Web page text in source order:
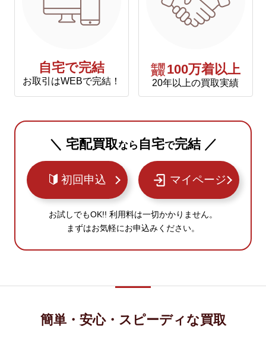
自宅で完結
お取引はWEBで完結！
年間
買取 100万着以上
20年以上の買取実績
＼ 宅配買取なら 自宅で完結 ／
初回申込 マイページ
お試しでもOK!! 利用料は一切かかりません。
まずはお気軽にお申込みください。
簡単・安心・スピーディな買取